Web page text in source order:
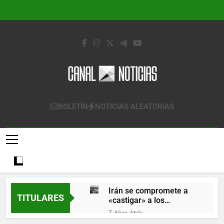
Canal Noticias
Canal Noticias
BOLETÍN NOTICIAS ALEATORIAS
TITULARES
Irán se compromete a
«castigar» a los
responsables de
derribar un avión
7 Años Atrás